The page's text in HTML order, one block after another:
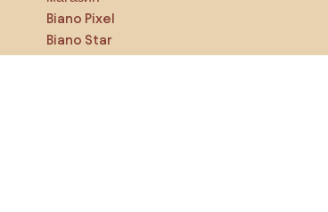
Biano Pixel
Biano Star